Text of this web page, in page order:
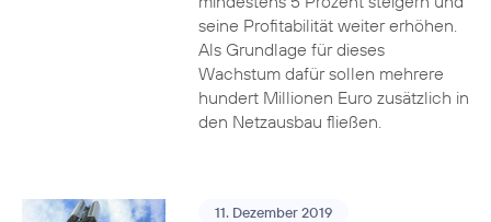
seine Profitabilität weiter erhöhen.
Als Grundlage für dieses
Wachstum dafür sollen mehrere
hundert Millionen Euro zusätzlich in
den Netzausbau fließen.
11. Dezember 2019